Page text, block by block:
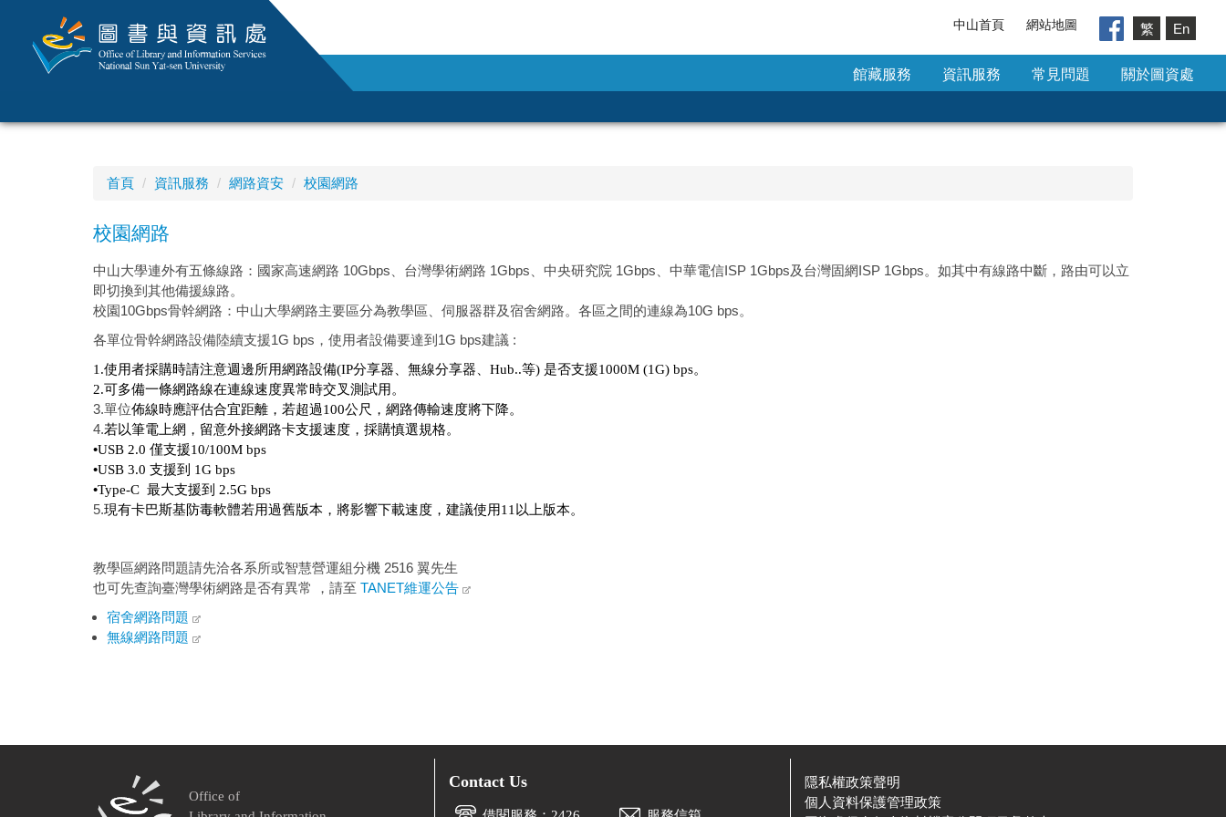
中山首頁 網站地圖 繁 En
館藏服務 資訊服務 常見問題 關於圖資處
首頁 資訊服務 網路資安 校園網路
校園網路
中山大學連外有五條線路：國家高速網路 10Gbps、台灣學術網路 1Gbps、中央研究院 1Gbps、中華電信ISP 1Gbps及台灣固網ISP 1Gbps。如其中有線路中斷，路由可以立
即切換到其他備援線路。
校園10Gbps骨幹網路：中山大學網路主要區分為教學區、伺服器群及宿舍網路。各區之間的連線為10G bps。
各單位骨幹網路設備陸續支援1G bps，使用者設備要達到1G bps建議 :
1.使用者採購時請注意週邊所用網路設備(IP分享器、無線分享器、Hub..等) 是否支援1000M (1G) bps。
2.可多備一條網路線在連線速度異常時交叉測試用。
3.單位佈線時應評估合宜距離， 若超過100公尺， 網路傳輸速度將下降。
4.若以筆電上網，留意外接網路卡支援速度， 採購慎選規格。
•USB 2.0 僅支援10/100M bps
•USB 3.0 支援到 1G bps
•Type-C 最大支援到 2.5G bps
5.現有卡巴斯基防毒軟體若用過舊版本，將影響下載速度，建議使用11以上版本。
教學區網路問題請先洽各系所或智慧營運組分機 2516 翼先生
也可先查詢臺灣學術網路是否有異常 ，請至 TANET維運公告
宿舍網路問題
無線網路問題
Office of
Contact Us
隱私權政策聲明
個人資料保護管理政策